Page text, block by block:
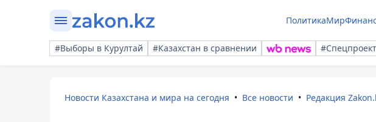
ПолитикаМир
#Выборы в Курултай #Казахстан в сравнении
Новости Казахстана и мира на сегодня Все новости Редакция